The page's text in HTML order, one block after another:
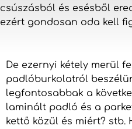
csúszásból és esésből
ezért gondosan oda kell
De ezernyi kétely merül
padlóburkolatról
legfontosabbak a
laminált padló és a
kettő közül és miért? stb.